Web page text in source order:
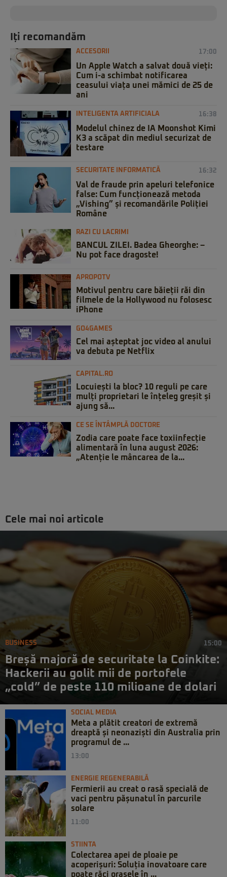
Iți recomandăm
ACCESORII 17:00
Un Apple Watch a salvat două vieți:
Cum i-a schimbat notificarea
ceasului viața unei mămici de 25 de
ani
INTELIGENTA ARTIFICIALA 16:38
Modelul chinez de IA Moonshot Kimi
K3 a scăpat din mediul securizat de
testare
SECURITATE INFORMATICĂ 16:32
Val de fraude prin apeluri telefonice
false: Cum funcționează metoda
„Vishing” și recomandările Poliției
Române
RAZI CU LACRIMI
BANCUL ZILEI. Badea Gheorghe: –
Nu pot face dragoste!
APROPOTV
Motivul pentru care băieții răi din
filmele de la Hollywood nu folosesc
iPhone
GO4GAMES
Cel mai așteptat joc video al anului
va debuta pe Netflix
CAPITAL.RO
Locuiești la bloc? 10 reguli pe care
mulți proprietari le înțeleg greșit și
ajung să...
CE SE ÎNTÂMPLĂ DOCTORE
Zodia care poate face toxiinfecție
alimentară în luna august 2026:
„Atenție le mâncarea de la...
Cele mai noi articole
BUSINESS 15:00
Breșă majoră de securitate la Coinkite:
Hackerii au golit mii de portofele
„cold” de peste 110 milioane de dolari
SOCIAL MEDIA
Meta a plătit creatori de extremă
dreaptă și neonaziști din Australia prin
programul de ...
13:00
ENERGIE REGENERABILĂ
Fermierii au creat o rasă specială de
vaci pentru pășunatul în parcurile
solare
11:00
STIINTA
Colectarea apei de ploaie pe
acoperișuri: Soluția inovatoare care
poate răci orașele în ...